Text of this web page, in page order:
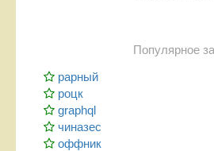
Популярное
рарный
роцк
graphql
чиназес
оффник